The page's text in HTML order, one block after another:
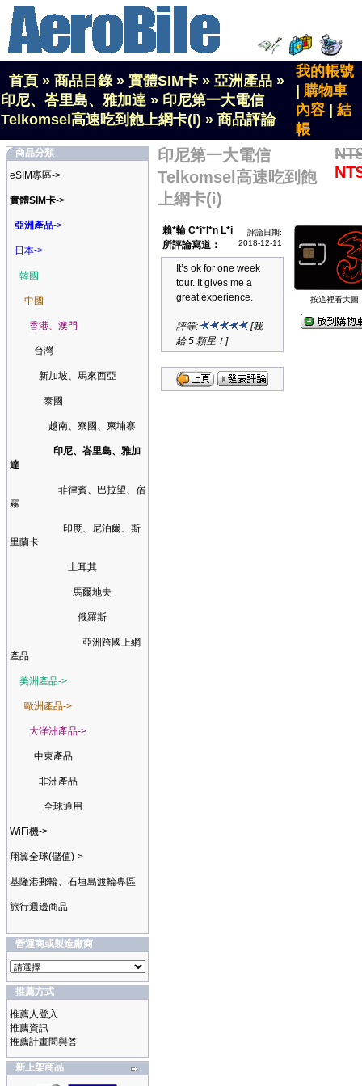
首頁 » 商品目錄» 實體SIM卡 » 亞洲產品 »
印尼、峇里島、雅加達 » 印尼第一大電信
Telkomsel高速吃到飽上網卡(i) » 商品評論
我的帳號
購物車
內容
結
帳
商品分類
eSIM專區->
實體SIM卡->
亞洲產品->
日本->
韓國
中國
香港、澳門
台灣
新加坡、馬來西亞
泰國
越南、寮國、柬埔寨
印尼、峇里島、雅加
達
菲律賓、巴拉望、宿
霧
印度、尼泊爾、斯
里蘭卡
土耳其
馬爾地夫
俄羅斯
亞洲跨國上網
產品
美洲產品->
歐洲產品->
大洋洲產品->
中東產品
非洲產品
全球通用
WiFi機->
翔翼全球(儲值)->
基隆港郵輪、石垣島渡輪專區
旅行週邊商品
營運商或製造廠商
推薦方式
推薦人登入
推薦資訊
推薦計畫問與答
新上架商品
印尼第一大電信
Telkomsel高速吃到飽
上網卡(i)
賴*輪 C*i*l*n L*i
所評論寫道：
評論日期:
2018-12-11
It’s ok for one week
tour. It gives me a
great experience.
評等:
[我
給 5 顆星！]
按這裡看大圖